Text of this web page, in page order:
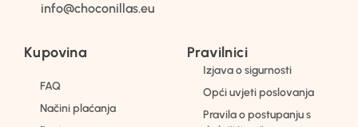
info@choconillas.eu
Kupovina
FAQ
Načini plaćanja
Pravilnici
Izjava o sigurnosti
Opći uvjeti poslovanja
Pravila o postupanju s